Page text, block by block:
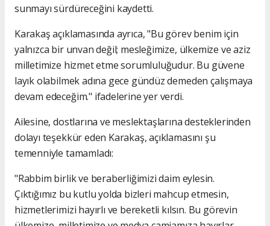
sunmayı sürdüreceğini kaydetti.
Karakaş açıklamasında ayrıca, "Bu görev benim için
yalnızca bir unvan değil; mesleğimize, ülkemize ve aziz
milletimize hizmet etme sorumluluğudur. Bu güvene
layık olabilmek adına gece gündüz demeden çalışmaya
devam edeceğim." ifadelerine yer verdi.
Ailesine, dostlarına ve meslektaşlarına desteklerinden
dolayı teşekkür eden Karakaş, açıklamasını şu
temenniyle tamamladı:
"Rabbim birlik ve beraberliğimizi daim eylesin.
Çıktığımız bu kutlu yolda bizleri mahcup etmesin,
hizmetlerimizi hayırlı ve bereketli kılsın. Bu görevin